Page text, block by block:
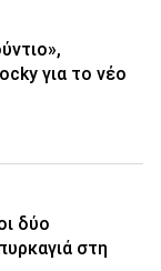
για το νέο
δύο
στη